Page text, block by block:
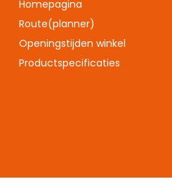
Homepagina
Route(planner)
Openingstijden winkel
Productspecificaties